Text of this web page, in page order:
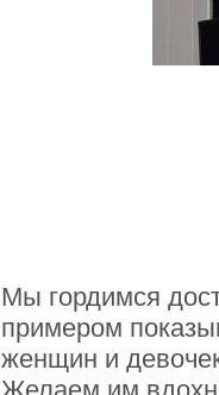
Мы гордимся
примером
женщин и